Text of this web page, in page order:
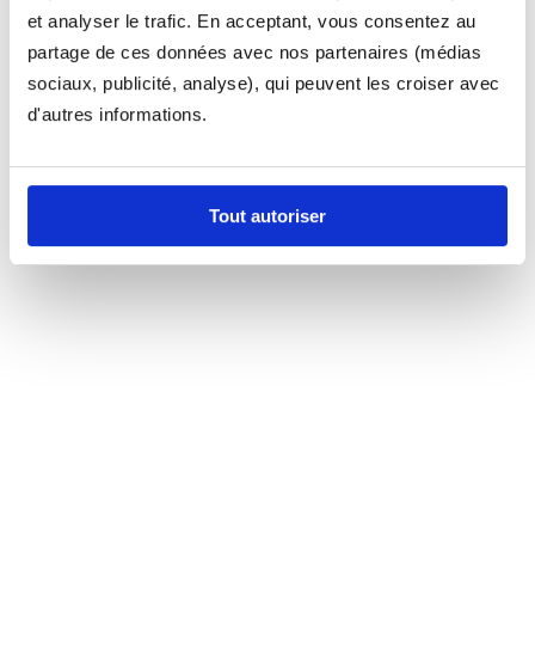
et analyser le trafic. En acceptant, vous consentez au
partage de ces données avec nos partenaires (médias
sociaux, publicité, analyse), qui peuvent les croiser avec
d'autres informations.
Tout autoriser